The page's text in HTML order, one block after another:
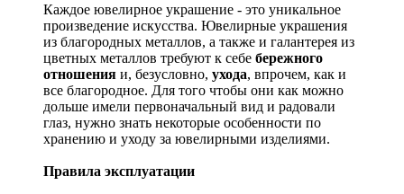
Каждое ювелирное украшение - это уникальное
произведение искусства. Ювелирные украшения
из благородных металлов, а также и галантерея из
цветных металлов требуют к себе бережного
отношения и, безусловно, ухода, впрочем, как и
все благородное. Для того чтобы они как можно
дольше имели первоначальный вид и радовали
глаз, нужно знать некоторые особенности по
хранению и уходу за ювелирными изделиями.
Правила эксплуатации